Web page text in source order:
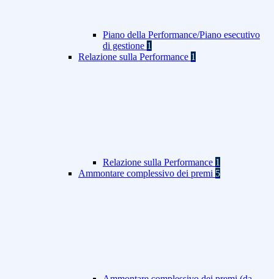
Piano della Performance/Piano esecutivo
di gestione 1
Relazione sulla Performance 1
Relazione sulla Performance 1
Ammontare complessivo dei premi 5